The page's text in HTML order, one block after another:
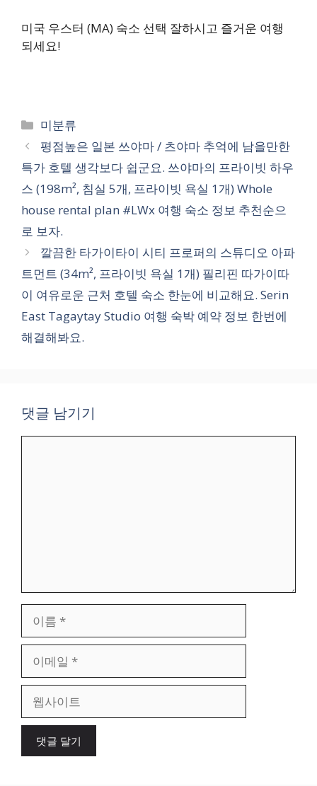
미국 우스터 (MA) 숙소 선택 잘하시고 즐거운 여행
되세요!
카
테
고
리
미분류
평점높은 일본 쓰야마 / 츠야마 추억에 남을만한
특가 호텔 생각보다 쉽군요. 쓰야마의 프라이빗 하우
스 (198m², 침실 5개, 프라이빗 욕실 1개) Whole
house rental plan #LWx 여행 숙소 정보 추천순으
로 보자.
깔끔한 타가이타이 시티 프로퍼의 스튜디오 아파
트먼트 (34m², 프라이빗 욕실 1개) 필리핀 따가이따
이 여유로운 근처 호텔 숙소 한눈에 비교해요. Serin
East Tagaytay Studio 여행 숙박 예약 정보 한번에
해결해봐요.
댓글 남기기
일
이